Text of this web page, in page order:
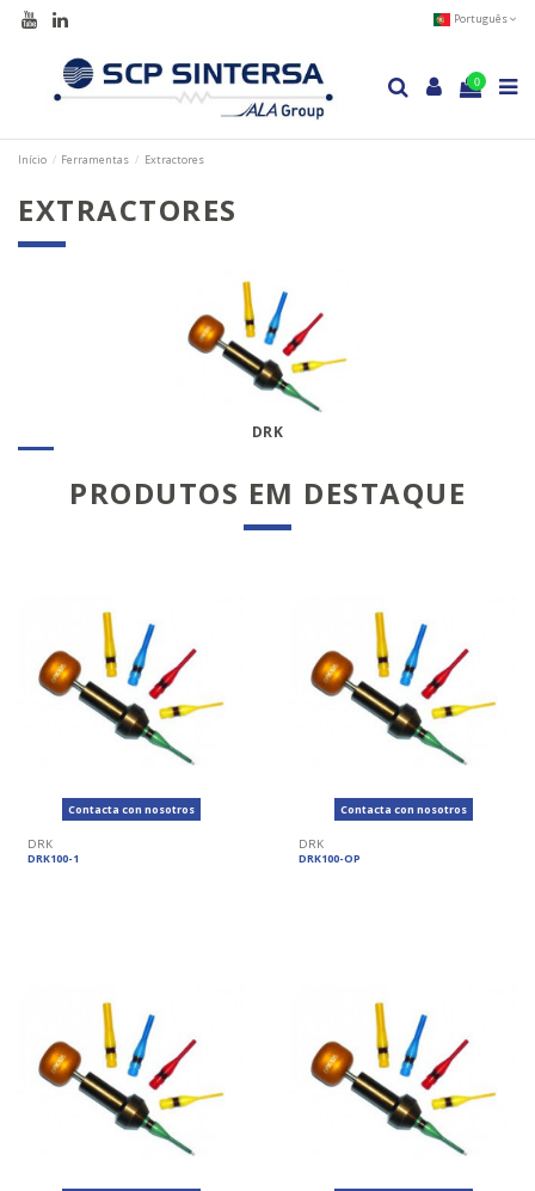
Português
0
Início Ferramentas Extractores
EXTRACTORES
DRK
PRODUTOS EM DESTAQUE
Contacta con nosotros
DRK
DRK100-1
Contacta con nosotros
DRK
DRK100-OP